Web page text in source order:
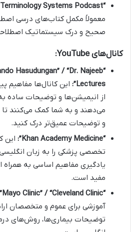
“Medical Terminology Systems Podcast”:
معمولاً مکمل کتاب‌های درسی
صحیح و درک سیستماتیک
کانال‌های YouTube:
Hasudungan” / “Dr. Najeeb
Lectures”:
این کانال‌ها مفاهیم
از انیمیشن‌ها و توضیحات ساده به
می‌دهند و به شما کمک می‌کنند
و توضیحات عمیق‌تر درک کنید.
“Khan Academy Medicine”:
این
تخصصی پزشکی را به زبان
یادگیری مفاهیم اساسی به همراه
مفید است.
“Mayo Clinic” / “Cleveland Clinic”:
آموزشی برای عموم و متخصصان
توضیحات بیماری‌ها، روش‌های